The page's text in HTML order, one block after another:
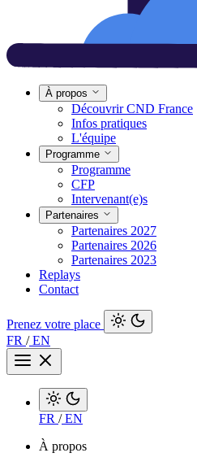
À propos
Découvrir CND France
Infos pratiques
L'équipe
Programme
Programme
CFP
Intervenant(e)s
Partenaires
Partenaires 2027
Partenaires 2026
Partenaires 2023
Replays
Contact
Prenez votre place
FR /EN
FR /EN
À propos